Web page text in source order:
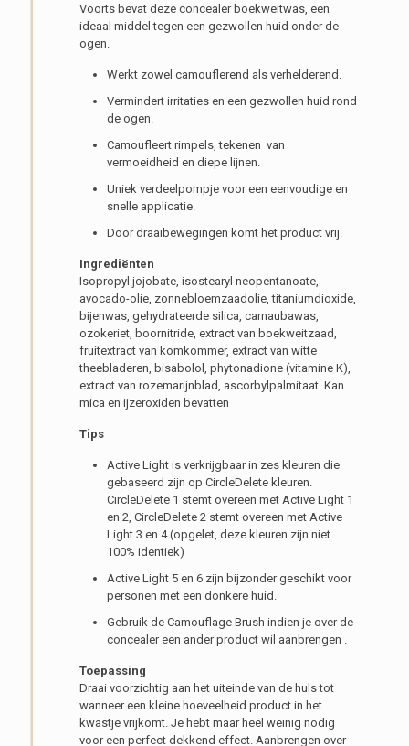
Voorts bevat deze concealer boekweitwas, een
ideaal middel tegen een gezwollen huid onder de
ogen.
Werkt zowel camouflerend als verhelderend.
Vermindert irritaties en een gezwollen huid rond
de ogen.
Camoufleert rimpels, tekenen van
vermoeidheid en diepe lijnen.
Uniek verdeelpompje voor een eenvoudige en
snelle applicatie.
Door draaibewegingen komt het product vrij.
Ingrediënten
Isopropyl jojobate, isostearyl neopentanoate,
avocado-olie, zonnebloemzaadolie, titaniumdioxide,
bijenwas, gehydrateerde silica, carnaubawas,
ozokeriet, boornitride, extract van boekweitzaad,
fruitextract van komkommer, extract van witte
theebladeren, bisabolol, phytonadione (vitamine K),
extract van rozemarijnblad, ascorbylpalmitaat. Kan
mica en ijzeroxiden bevatten
Tips
Active Light is verkrijgbaar in zes kleuren die
gebaseerd zijn op CircleDelete kleuren.
CircleDelete 1 stemt overeen met Active Light 1
en 2, CircleDelete 2 stemt overeen met Active
Light 3 en 4 (opgelet, deze kleuren zijn niet
100% identiek)
Active Light 5 en 6 zijn bijzonder geschikt voor
personen met een donkere huid.
Gebruik de Camouflage Brush indien je over de
concealer een ander product wil aanbrengen .
Toepassing
Draai voorzichtig aan het uiteinde van de huls tot
wanneer een kleine hoeveelheid product in het
kwastje vrijkomt. Je hebt maar heel weinig nodig
voor een perfect dekkend effect. Aanbrengen over